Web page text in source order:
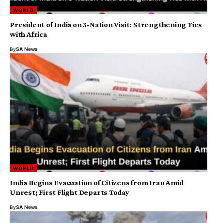
WORLD
President of India on 3-Nation Visit: Strengthening Ties
with Africa
BySA News
WORLD
India Begins Evacuation of Citizens from Iran Amid
Unrest; First Flight Departs Today
BySA News